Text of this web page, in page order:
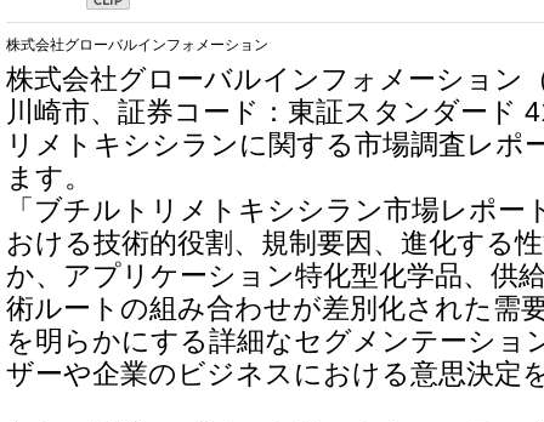
株式会社グローバルインフォメーション
株式会社グローバルインフォメーション
川崎市、証券コード：東証スタンダード
リメトキシシランに関する市場調査レポ
ます。
「ブチルトリメトキシシラン市場レポー
おける技術的役割、規制要因、進化する
か、アプリケーション特化型化学品、供
術ルートの組み合わせが差別化された需
を明らかにする詳細なセグメンテーショ
ザーや企業のビジネスにおける意思決定